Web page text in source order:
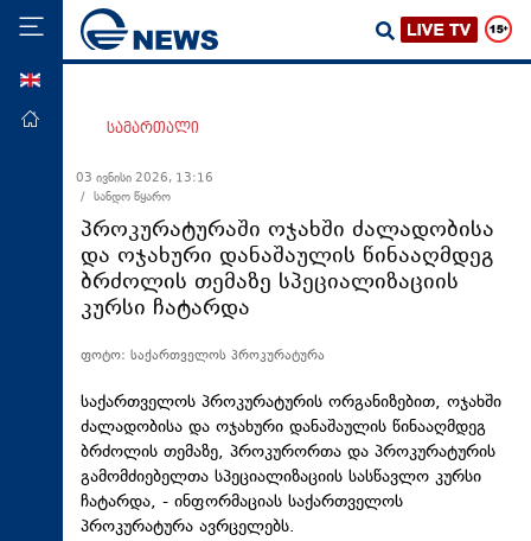
მთავარი
ეკონომიკა
მსოფლიო
ჯანდაცვა
საზოგადოება
სამართალი
თავდაცვა
რეგიონი
კულტურა
სპორტი
სამართალი
03 ივნისი 2026, 13:16
/ სანდო წყარო
პროკურატურაში ოჯახში ძალადობისა
და ოჯახური დანაშაულის წინააღმდეგ
ბრძოლის თემაზე სპეციალიზაციის
კურსი ჩატარდა
ფოტო: საქართველოს პროკურატურა
საქართველოს პროკურატურის ორგანიზებით, ოჯახში
ძალადობისა და ოჯახური დანაშაულის წინააღმდეგ
ბრძოლის თემაზე, პროკურორთა და პროკურატურის
გამომძიებელთა სპეციალიზაციის სასწავლო კურსი
ჩატარდა, - ინფორმაციას საქართველოს
პროკურატურა ავრცელებს.